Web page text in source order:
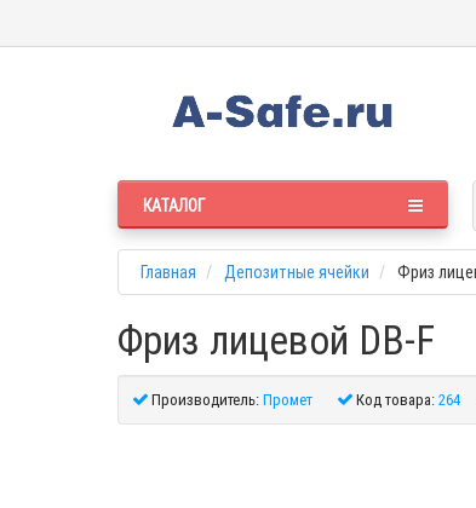
КАТАЛОГ
Главная Депозитные ячейки Фриз
Фриз лицевой DB-F
Производитель:Промет Код товара:264